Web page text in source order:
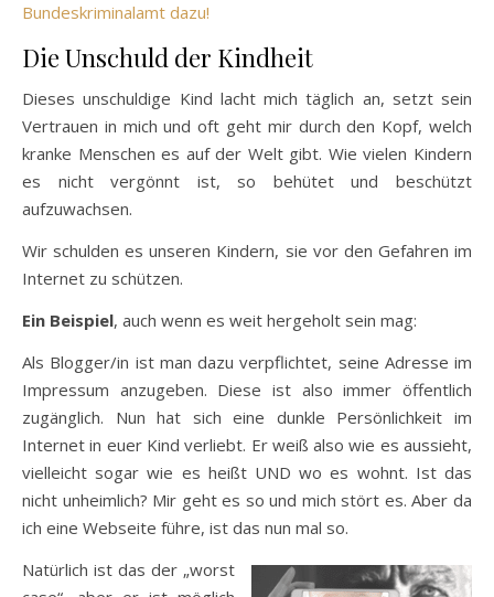
Bundeskriminalamt dazu!
Die Unschuld der Kindheit
Dieses unschuldige Kind lacht mich täglich an, setzt sein
Vertrauen in mich und oft geht mir durch den Kopf, welch
kranke Menschen es auf der Welt gibt. Wie vielen Kindern
es nicht vergönnt ist, so behütet und beschützt
aufzuwachsen.
Wir schulden es unseren Kindern, sie vor den Gefahren im
Internet zu schützen.
Ein Beispiel, auch wenn es weit hergeholt sein mag:
Als Blogger/in ist man dazu verpflichtet, seine Adresse im
Impressum anzugeben. Diese ist also immer öffentlich
zugänglich. Nun hat sich eine dunkle Persönlichkeit im
Internet in euer Kind verliebt. Er weiß also wie es aussieht,
vielleicht sogar wie es heißt UND wo es wohnt. Ist das
nicht unheimlich? Mir geht es so und mich stört es. Aber da
ich eine Webseite führe, ist das nun mal so.
Natürlich ist das der „worst